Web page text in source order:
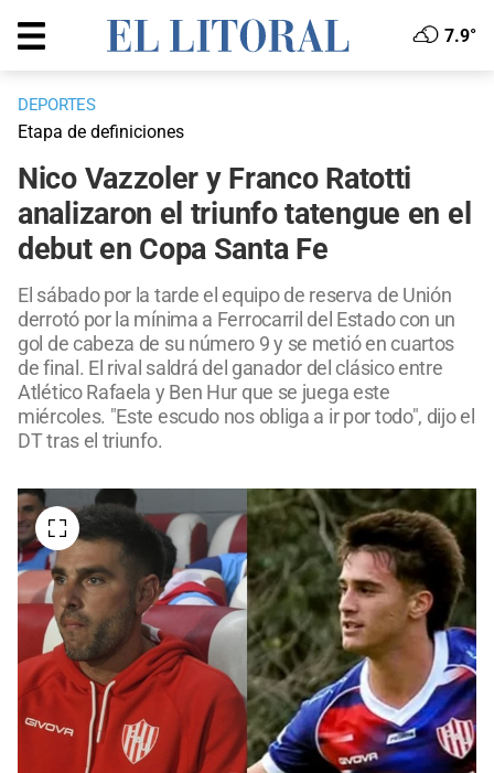
7.9°
DEPORTES
Etapa de definiciones
Nico Vazzoler y Franco Ratotti
analizaron el triunfo tatengue en el
debut en Copa Santa Fe
El sábado por la tarde el equipo de reserva de Unión
derrotó por la mínima a Ferrocarril del Estado con un
gol de cabeza de su número 9 y se metió en cuartos
de final. El rival saldrá del ganador del clásico entre
Atlético Rafaela y Ben Hur que se juega este
miércoles. "Este escudo nos obliga a ir por todo", dijo el
DT tras el triunfo.